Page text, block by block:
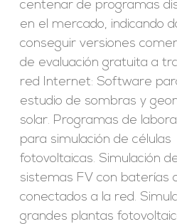
centenar de programas
en el mercado, indicando
conseguir versiones
de evaluación gratuita a
red Internet: Software
estudio de sombras y
solar. Programas de
para simulación de células
fotovoltaicas. Simulación
sistemas FV con baterías
conectados a la red.
grandes plantas